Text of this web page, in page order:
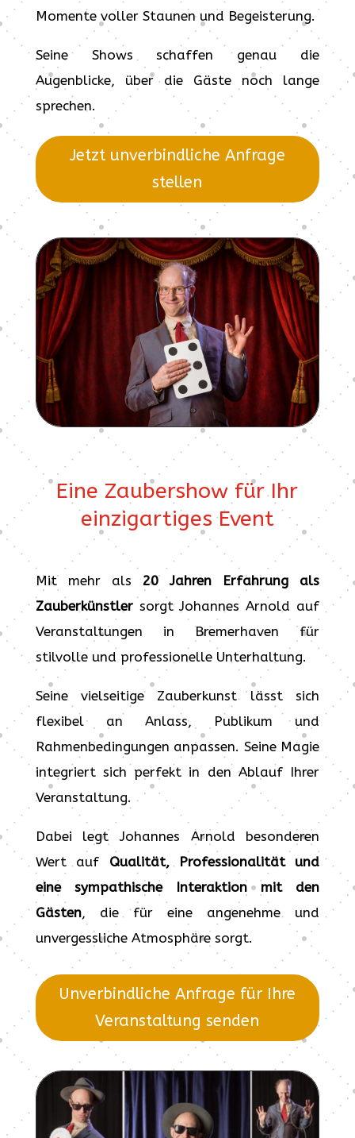
Momente voller Staunen und Begeisterung.
Seine Shows schaffen genau die
Augenblicke, über die Gäste noch lange
sprechen.
Jetzt unverbindliche Anfrage
stellen
Eine Zaubershow für Ihr
einzigartiges Event
Mit mehr als 20 Jahren Erfahrung als
Zauberkünstlersorgt Johannes Arnold auf
Veranstaltungen in Bremerhaven für
stilvolle und professionelle Unterhaltung.
Seine vielseitige Zauberkunst lässt sich
flexibel an Anlass, Publikum und
Rahmenbedingungen anpassen. Seine Magie
integriert sich perfekt in den Ablauf Ihrer
Veranstaltung.
Dabei legt Johannes Arnold besonderen
Wert auf Qualität, Professionalität und
eine sympathische Interaktion mit den
Gästen, die für eine angenehme und
unvergessliche Atmosphäre sorgt.
Unverbindliche Anfrage für Ihre
Veranstaltung senden